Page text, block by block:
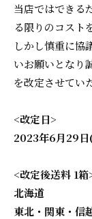
当店ではできる
る限りのコスト
しかし慎重に協
いお願いとなり
を改定させてい
<改定日>
2023年6月29日
<改定後送料 1箱
北海道
東北・関東・